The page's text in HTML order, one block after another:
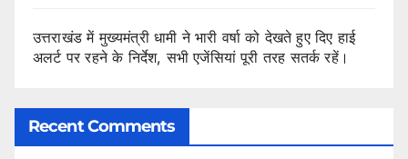
उत्तराखंड में मुख्यमंत्री धामी ने भारी वर्षा को देखते हुए दिए हाई
अलर्ट पर रहने के निर्देश, सभी एजेंसियां पूरी तरह सतर्क रहें।
Recent Comments